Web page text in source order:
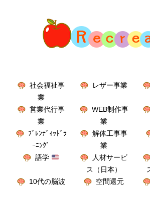
社会福祉事
業
レザー事業
営業代行事
業
WEB制作事
業
ﾌﾞﾚﾝﾃﾞｨｯﾄﾞﾗ
ｰﾆﾝｸﾞ
解体工事事
業
語学
人材サービ
ス（日本）
10代の脳波
空間還元